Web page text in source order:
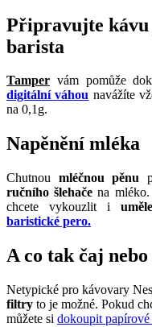
Připravujte
barista
Tamper vám pomůže
digitální váhou navážíte
na 0,1g.
Napěnění mléka
Chutnou mléčnou pěnu
ručního šlehače na mléko.
chcete vykouzlit i
baristické pero.
A co tak čaj
Netypické pro kávovary
filtry to je možné. Pokud
můžete si dokoupit